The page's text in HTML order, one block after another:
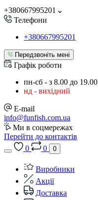
+380667995201
Телефони
+380667995201
Передзвоніть мені
Графік роботи
пн-сб - з 8.00 до 19.00
нд - вихідний
E-mail
info@funfish.com.ua
Ми в соцмережах
Перейти до контактів
0
0 0
Виробники
Акції
Доставка